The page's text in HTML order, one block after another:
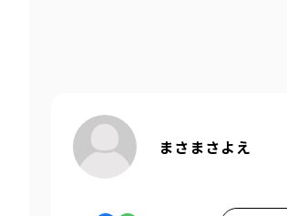
まさまさよえ